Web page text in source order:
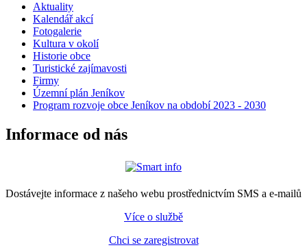
Aktuality
Kalendář akcí
Fotogalerie
Kultura v okolí
Historie obce
Turistické zajímavosti
Firmy
Územní plán Jeníkov
Program rozvoje obce Jeníkov na období 2023 - 2030
Informace od nás
Dostávejte informace z našeho webu prostřednictvím SMS a e-mailů
Více o službě
Chci se zaregistrovat